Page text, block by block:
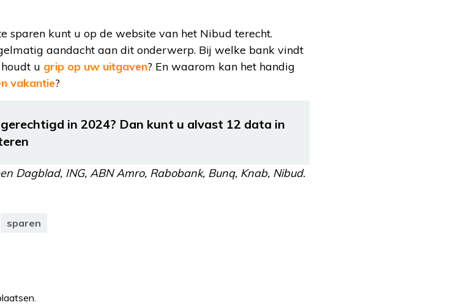
sparen kunt u op de website van het Nibud terecht.
aandacht aan dit onderwerp. Bij welke bank vindt
u grip op uw uitgaven? En waarom kan het handig
vakantie?
in 2024? Dan kunt u alvast 12 data in
Dagblad, ING, ABN Amro, Rabobank, Bunq, Knab, Nibud.
sparen